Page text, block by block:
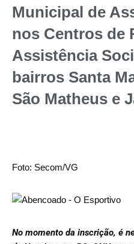
Municipal de
nos Centros de
Assistência
bairros Santa
São Matheus e
Foto: Secom/VG
No momento da inscrição, é